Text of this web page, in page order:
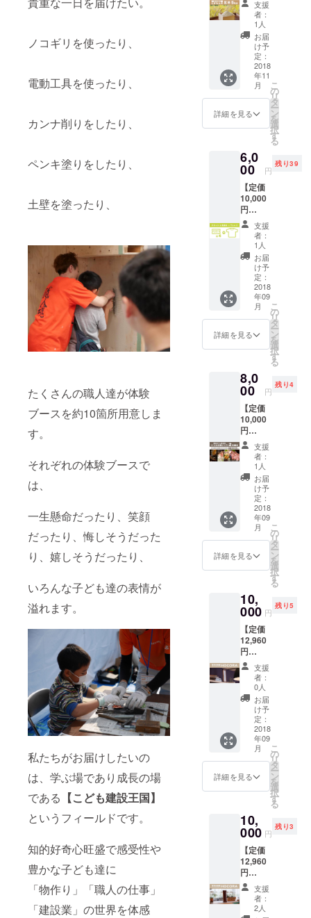
ノコギリを使ったり、
電動工具を使ったり、
カンナ削りをしたり、
ペンキ塗りをしたり、
土壁を塗ったり、
たくさんの職人達が体験
ブースを約10箇所用意しま
す。
それぞれの体験ブースで
は、
一生懸命だったり、笑顔
だったり、悔しそうだった
り、嬉しそうだったり、
いろんな子ども達の表情が
溢れます。
私たちがお届けしたいの
は、学ぶ場であり成長の場
である 【こども建設王国】
というフィールドです。
知的好奇心旺盛で感受性や
豊かな子ども達に
「物作り」「職人の仕事」
「建設業」の世界を体感
けない
店舗が
ありま
すの
で、店
舗にお
問い合
わせく
ださ
い） ・
ご利用
いただ
けま
す。 ・
現金と
の引
換、つ
り銭の
お返し
はでき
ませ
ん。 ・
有効期
限を過
ぎたも
利用い
ただけ
盗難、
紛失な
どの場
合は再
発行い
たしま
せん。
薬を一
度も使
用した
事のな
い農用
地で、
福岡県
内にお
ける一
番最初
して県
からの
受けた
全国的
に見て
も貴重
な土地
で栽培
され
た、本
来は農
家が自
分の家
庭で消
費用と
して
物の完
全無農
薬米の
白米５
㎏で
す。
こがも
ん米５
㎏：玄
米】 一
般に流
通しな
い、農
家が自
分用に
つくる
完全無
にご提
供しま
す。 開
墾当時
から今
まで農
薬等の
薬を一
度も使
用した
事のな
い農用
地で、
福岡県
内にお
ける一
番最初
して県
からの
受けた
全国的
に見て
も貴重
な土地
で栽培
され
た、本
来は農
家が自
分の家
庭で消
費用と
して
物の完
全無農
薬米の
玄米５
㎏で
す。
支援
者：
1人
お届
け予
定：
2018
年11
月
詳細を見る
こ
の
リ
タ
ー
ン
を
選
択
す
る
6,0
00 円
残り39
【定価
10,000
円
→6,000
円】 建
設職人
甲子園
九州大
会 入場
チケッ
ト4枚＆
オリジ
ナルT
シャツ1
枚セッ
（1枚
2,000
円）4枚
とTシャ
ツ（1枚
2,000
円）を
セット
でお届
け。 オ
リジナ
ルTシャ
ツは、
当日の
運営ス
タッフ
が着用
会場で
も販売
す。 ぜ
ひ、会
場でイ
ベント
にご参
加くだ
さい。
※お子
様、学
生は入
場無料
です。
※なみき
スクエ
トの観
覧に必
要なチ
ケット
です。
支援
者：
1人
お届
け予
定：
2018
年09
月
詳細を見る
こ
の
リ
タ
ー
ン
を
選
択
す
る
8,0
00 円
残り4
【定価
10,000
円
→8,000
円】 博
多ほて
い屋名
物、大
人気の
『くじ
らの葱
しゃ
ぶ』
コース
（全8
付き）
が特別
価格！
クジラ
の生う
ねを使
用。葱
しゃぶ
のシメ
は、釜
揚げゴ
マうど
ん！ そ
の他に
も大将
の目利
きで厳
など魅
力盛り
んで
す。 通
常
10,000
円の商
品を
支援
者：
1人
お届
け予
定：
2018
年09
月
詳細を見る
こ
の
リ
タ
ー
ン
を
選
択
す
る
10,
000 円
残り5
【定価
12,960
円
→10,00
0円】
『現代
の“かみ
な”HOC
ORAシ
ンプル
クリ
ア』 さ
りげな
い存在
ディス
プレイ
するク
リアタ
イプ。
忙しい
生活の
なか
で、心
支援
者：
0人
お届
け予
定：
2018
年09
月
詳細を見る
こ
の
リ
タ
ー
ン
を
選
択
す
る
10,
000 円
残り3
【定価
12,960
円
→10,00
0円】
『現代
支援
者：
2人